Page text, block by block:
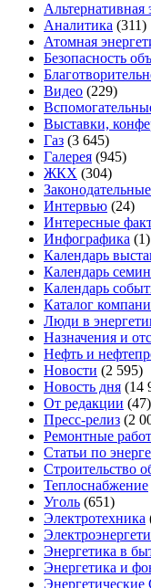
Альтернативная
Аналитика (311)
Атомная
Безопасность
Видео (229)
Выставки,
Газ (3 645)
Галерея (945)
ЖКХ (304)
Интервью (24)
Интересные
Инфографика (1)
Календарь
Календарь
Календарь
Каталог
Люди в
Назначения и
Нефть и
Новости (2 595)
Новость дня (14
От редакции (47)
Пресс-релиз (2
Ремонтные
Статьи по
Строительство
Теплоснабжение
Уголь (651)
Электротехника
Энергетика в
Энергетика и